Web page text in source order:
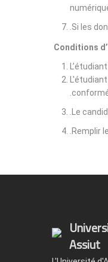
Si les
Conditions
Le
Remplir
Assiut